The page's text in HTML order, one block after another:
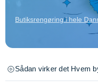
Butiksrengøring i hele
Sådan virker det Hvem